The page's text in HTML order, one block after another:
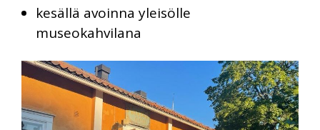
kesällä avoinna yleisölle
museokahvilana